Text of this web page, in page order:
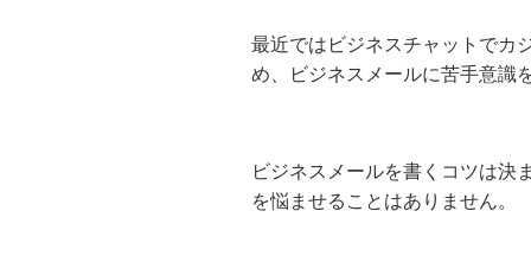
最近ではビジネスチャットでカ
め、ビジネスメールに苦手意識
ビジネスメールを書くコツは決
を悩ませることはありません。